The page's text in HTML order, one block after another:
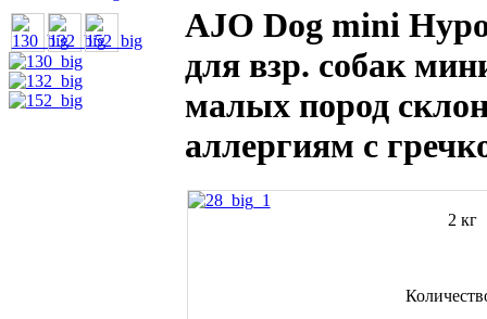
AJO Dog mini
для взр. собак
малых пород
аллергиям с
2 кг